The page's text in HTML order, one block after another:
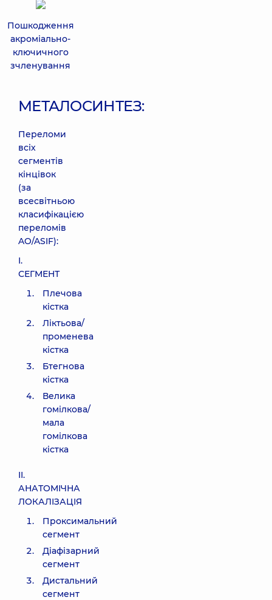
Пошкодження
акроміально-
ключичного
зчленування
МЕТАЛОСИНТЕЗ:
Переломи
всіх
сегментів
кінцівок
(за
всесвітньою
класифікацією
переломів
AO/ASIF):
I.
СЕГМЕНТ
Плечова
кістка
Ліктьова/
променева
кістка
Бтегнова
кістка
Велика
гомілкова/
мала
гомілкова
кістка
II.
АНАТОМІЧНА
ЛОКАЛІЗАЦІЯ
Проксимальний
сегмент
Діафізарний
сегмент
Дистальний
сегмент